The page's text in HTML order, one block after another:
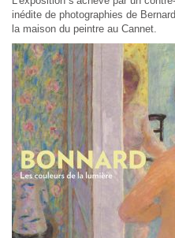
inédite de photographies de
la maison du peintre au Cannet.